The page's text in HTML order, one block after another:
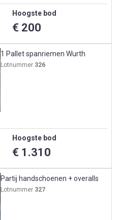
Hoogste bod
€ 200
1 Pallet spanriemen Wurth
Lotnummer 326
Hoogste bod
€ 1.310
Partij handschoenen + overalls
Lotnummer 327